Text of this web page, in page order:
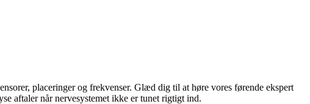
placeringer og frekvenser. Glæd dig til at høre vores førende ekspert
aftaler når nervesystemet ikke er tunet rigtigt ind.